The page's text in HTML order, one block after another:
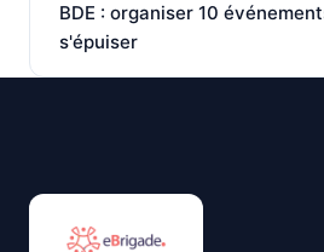
BDE : organiser 10
s'épuiser